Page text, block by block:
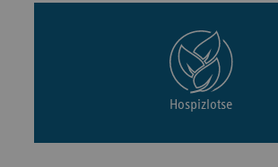
Hospizlotse